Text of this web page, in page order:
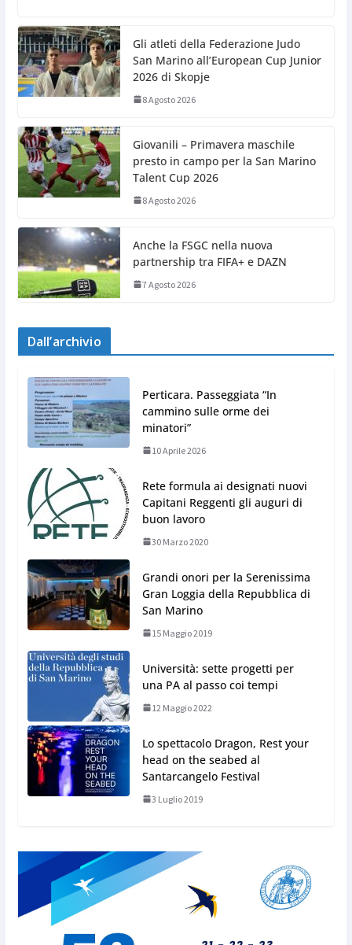
Gli atleti della Federazione Judo
San Marino all’European Cup Junior
2026 di Skopje
8 Agosto 2026
Giovanili – Primavera maschile
presto in campo per la San Marino
Talent Cup 2026
8 Agosto 2026
Anche la FSGC nella nuova
partnership tra FIFA+ e DAZN
7 Agosto 2026
Dall’archivio
Perticara. Passeggiata “In
cammino sulle orme dei
minatori”
10 Aprile 2026
Rete formula ai designati nuovi
Capitani Reggenti gli auguri di
buon lavoro
30 Marzo 2020
Grandi onori per la Serenissima
Gran Loggia della Repubblica di
San Marino
15 Maggio 2019
Università: sette progetti per
una PA al passo coi tempi
12 Maggio 2022
Lo spettacolo Dragon, Rest your
head on the seabed al
Santarcangelo Festival
3 Luglio 2019